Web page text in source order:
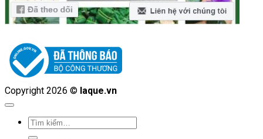
Copyright 2026 © laque.vn
Tìm
kiếm: